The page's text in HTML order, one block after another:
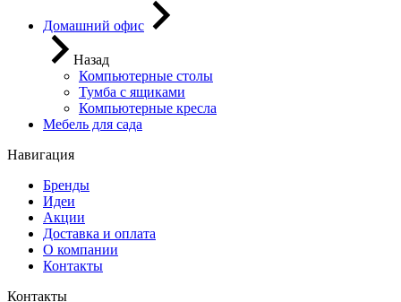
Домашний офис
Назад
Компьютерные столы
Тумба с ящиками
Компьютерные кресла
Мебель для сада
Навигация
Бренды
Идеи
Акции
Доставка и оплата
О компании
Контакты
Контакты